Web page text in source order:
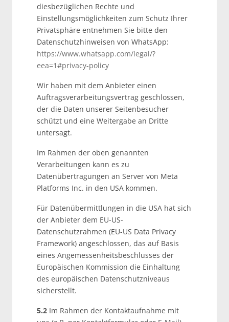
diesbezüglichen Rechte und
Einstellungsmöglichkeiten zum Schutz Ihrer
Privatsphäre entnehmen Sie bitte den
Datenschutzhinweisen von WhatsApp:
https://www.whatsapp.com/legal/?
eea=1#privacy-policy
Wir haben mit dem Anbieter einen
Auftragsverarbeitungsvertrag geschlossen,
der die Daten unserer Seitenbesucher
schützt und eine Weitergabe an Dritte
untersagt.
Im Rahmen der oben genannten
Verarbeitungen kann es zu
Datenübertragungen an Server von Meta
Platforms Inc. in den USA kommen.
Für Datenübermittlungen in die USA hat sich
der Anbieter dem EU-US-
Datenschutzrahmen (EU-US Data Privacy
Framework) angeschlossen, das auf Basis
eines Angemessenheitsbeschlusses der
Europäischen Kommission die Einhaltung
des europäischen Datenschutzniveaus
sicherstellt.
5.2 Im Rahmen der Kontaktaufnahme mit